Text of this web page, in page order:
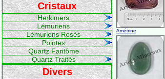
Cristaux
Herkimers
Lémuriens
Lémuriens Rosés
Pointes
Quartz Fantôme
Quartz Traités
Divers
Amétrine